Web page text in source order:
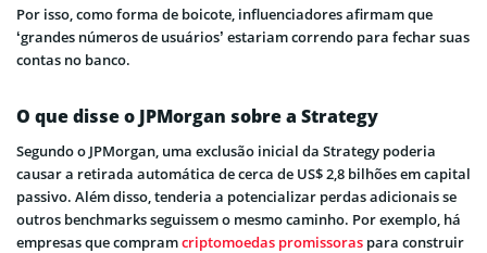
Por isso, como forma de boicote, influenciadores afirmam que
‘grandes números de usuários’ estariam correndo para fechar suas
contas no banco.
O que disse o JPMorgan sobre a Strategy
Segundo o JPMorgan, uma exclusão inicial da Strategy poderia
causar a retirada automática de cerca de US$ 2,8 bilhões em capital
passivo. Além disso, tenderia a potencializar perdas adicionais se
outros benchmarks seguissem o mesmo caminho. Por exemplo, há
empresas que compramcriptomoedas promissoras para construir